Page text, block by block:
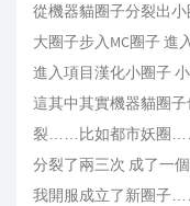
從機器貓圈子分裂出
大圈子步入MC圈子 進
進入項目漢化小圈子
這其中其實機器貓圈
裂……比如都市妖圈
分裂了兩三次 成了一
我開服成立了新圈子